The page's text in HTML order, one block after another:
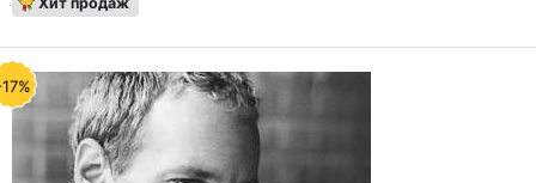
1 млн. экземпляров по всему миру, и "Even The Bad
десятку лучших в Великобритании. На CD 2
представлены другие хиты Tremeloes, такие как "(Call
Me) Number One" (№2 в чартах Великобритании), а
также любимые поклонниками песни, включая кавер-
версии песен Боба Дилана "I Shall Be Released" и Бадди
Холли "Everyday".